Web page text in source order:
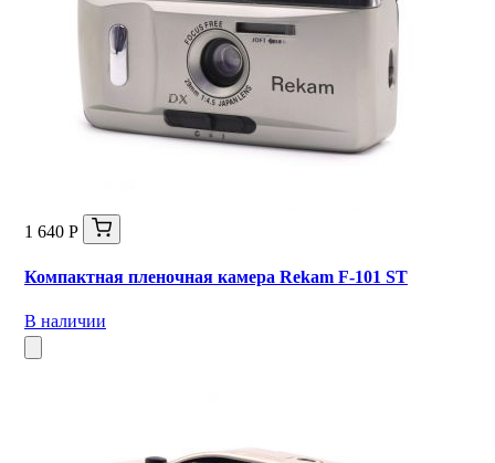
1 640 Р
Компактная пленочная камера Rekam F-101 ST
В наличии